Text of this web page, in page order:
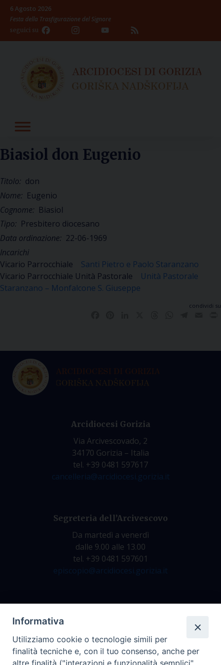
Skip
content
6 Agosto 2026
Festa della Trasfigurazione del Signore
seguici su Facebook InstagramYouTube
Channel
Biasiol don Eugenio
Titolo: don
Nome: Eugenio
Cognome: Biasiol
Tipo: Presbitero diocesano
Data ordinazione: 22-06-1969
Incarichi
Vicario Parrocchiale
Santi Pietro e Paolo Staranzano
Vicario Parrocchiale Unità Pastorale
Unità Pastorale
Staranzano – Monfalcone S. Giuseppe
condividi su
Arcidiocesi Gorizia
Via Arcivescovado, 2
34170 Gorizia – Italia
tel. +39 0481 597617
cancelleria@arcidiocesi.gorizia.it
Segreteria dell’Arcivescovo
Da martedì a venerdì
dalle 9.00 alle 13.00
tel. +39 0481 597601
episcopio@arcidiocesi.gorizia.it
dalle 9.00 alle 12.30
tel. +39 0481 597628
Informativa
Utilizziamo cookie o tecnologie simili per
finalità tecniche e, con il tuo consenso, anche per